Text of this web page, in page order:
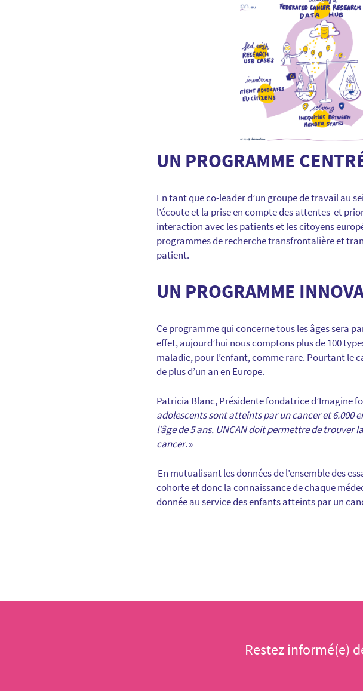
UN PROGRAMME
En tant que co-leader d’un groupe de travail au
l’écoute et la prise en compte des attentes et
interaction avec les patients et les citoyens
programmes de recherche transfrontalière et
patient.
UN PROGRAMME
Ce programme qui concerne tous les âges sera
effet, aujourd’hui nous comptons plus de 100
maladie, pour l’enfant, comme rare. Pourtant le
de plus d’un an en Europe.
Patricia Blanc, Présidente fondatrice d’Imagine
adolescents sont atteints par un cancer et 6.000
l’âge de 5 ans. UNCAN doit permettre de
cancer. »
En mutualisant les données de l’ensemble des
cohorte et donc la connaissance de chaque
donnée au service des enfants atteints par un
Restez informé(e)